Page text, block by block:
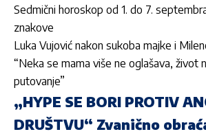
Sedmični horoskop od 1. do 7.
znakove
Luka Vujović nakon sukoba majke i
“Neka se mama više ne oglašava, život
putovanje”
„HYPE SE BORI PROTIV
DRUŠTVU“ Zvanično